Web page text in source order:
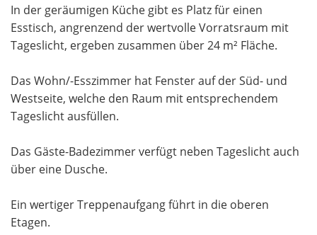
In der geräumigen Küche gibt es Platz für einen
Esstisch, angrenzend der wertvolle Vorratsraum mit
Tageslicht, ergeben zusammen über 24 m² Fläche.
Das Wohn/-Esszimmer hat Fenster auf der Süd- und
Westseite, welche den Raum mit entsprechendem
Tageslicht ausfüllen.
Das Gäste-Badezimmer verfügt neben Tageslicht auch
über eine Dusche.
Ein wertiger Treppenaufgang führt in die oberen
Etagen.